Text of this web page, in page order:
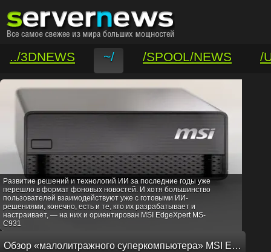
../3DNEWS ~/ /SPOOL/NEWS
/
/VAR/CONTACT
Развитие решений и технологий ИИ за последние годы уже
перешло в формат фоновых новостей. И хотя большинство
пользователей взаимодействуют уже с готовыми ИИ-
решениями, конечно, есть и те, кто их разрабатывает и
настраивает, — на них и ориентирован MSI EdgeXpert MS-
C931
Обзор «малолитражного суперкомпьютера» MSI EdgeXpert MS-C931